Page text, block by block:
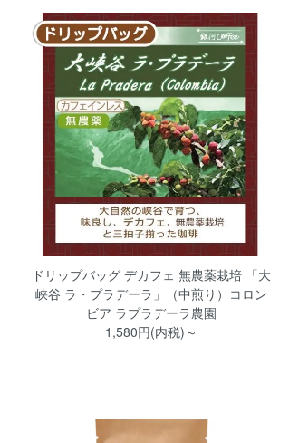
ドリップバッグ デカフェ 無農薬栽培 「大
峡谷 ラ・プラデーラ」（中煎り）コロン
ビア ラプラデーラ農園
1,580円(内税)～